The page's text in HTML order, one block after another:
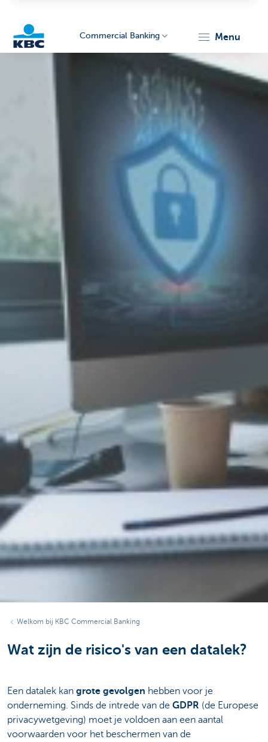
Commercial Banking menu
Welkom bij KBC Commercial Banking
Wat zijn de risico's van een datalek?
Een datalek kan grote gevolgen hebben voor je
onderneming. Sinds de intrede van de GDPR (de Europese
privacywetgeving) moet je voldoen aan een aantal
voorwaarden voor het beschermen van de